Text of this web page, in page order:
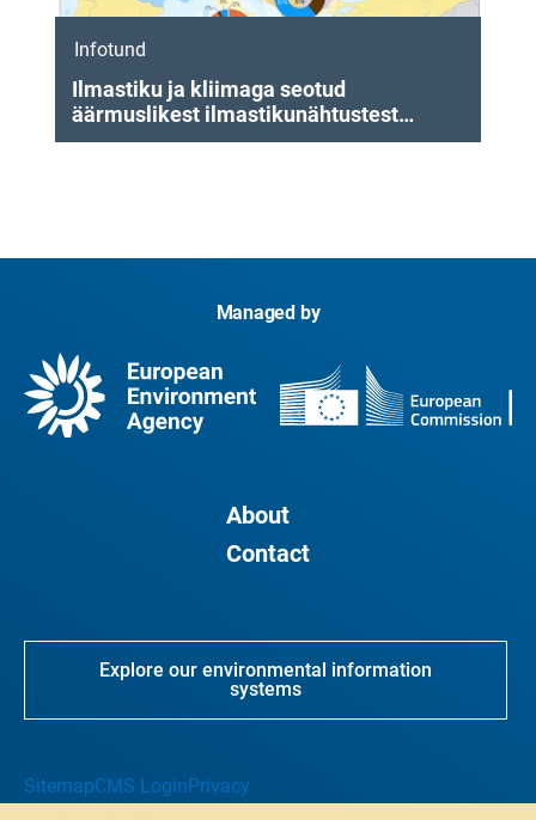
Infotund
Ilmastiku ja kliimaga seotud
äärmuslikest ilmastikunähtustest
tingitud majanduslik kahju ja
Managed by
About
Contact
Explore our environmental information
systems
SitemapCMS LoginPrivacy